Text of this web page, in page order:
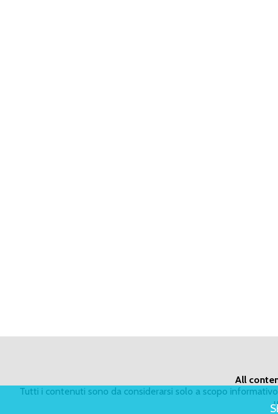
All
Tutti i contenuti sono da considerarsi solo a scopo